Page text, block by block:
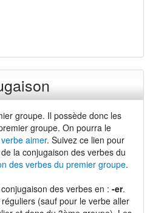
groupe. Il possède donc les
groupe. On pourra le
verbe aimer. Suivez ce lien pour
la conjugaison des verbes du
des verbes du premier groupe.
des verbes en : -er.
(sauf pour le verbe aller